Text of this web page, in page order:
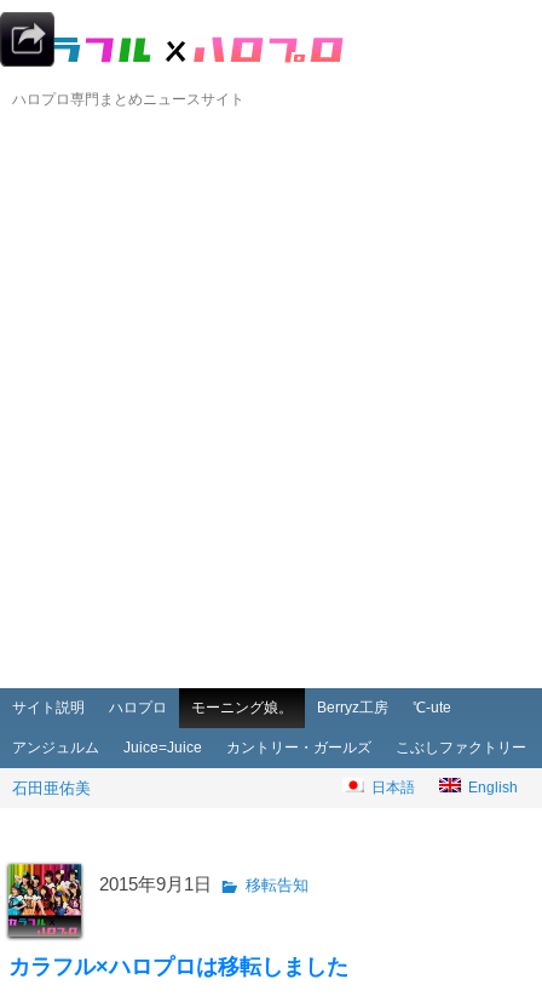
ハロプロ専門まとめニュースサイト
メインメニュー
メインコンテンツへ移動
サブコンテンツへ移動
サイト説明 ハロプロ モーニング娘。 Berryz工房 ℃-ute
アンジュルム Juice=Juice カントリー・ガールズ こぶしファクトリー
石田亜佑美 日本語 English
2015年9月1日 移転告知
カラフル×ハロプロは移転しました